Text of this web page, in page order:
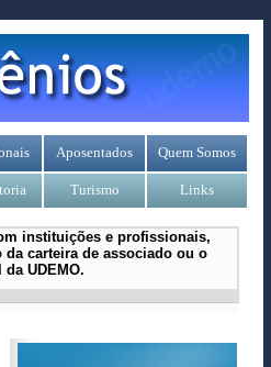
Aposentados Quem Somos
Turismo Links
instituições e profissionais,
da carteira de associado ou o
UDEMO.